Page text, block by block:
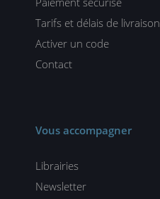
Tarifs et délais de livraison
Activer un code
Contact
Vous accompagner
Librairies
Newsletter